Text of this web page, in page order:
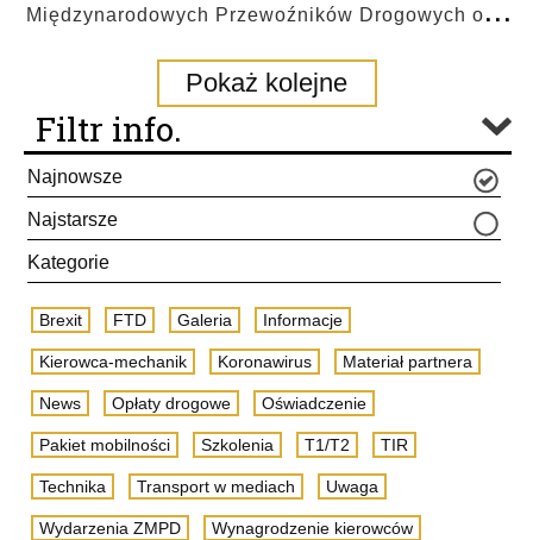
Międzynarodowych Przewoźników Drogowych o...
Pokaż kolejne
Filtr info.
Najnowsze
Najstarsze
Kategorie
Brexit FTD Galeria Informacje
Kierowca-mechanik Koronawirus Materiał partnera
News Opłaty drogowe Oświadczenie
Pakiet mobilności Szkolenia T1/T2 TIR
Technika Transport w mediach Uwaga
Wydarzenia ZMPD Wynagrodzenie kierowców